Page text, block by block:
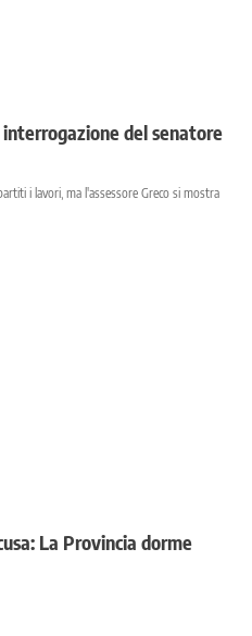
interrogazione del senatore
i lavori, ma l'assessore Greco si mostra
La Provincia dorme